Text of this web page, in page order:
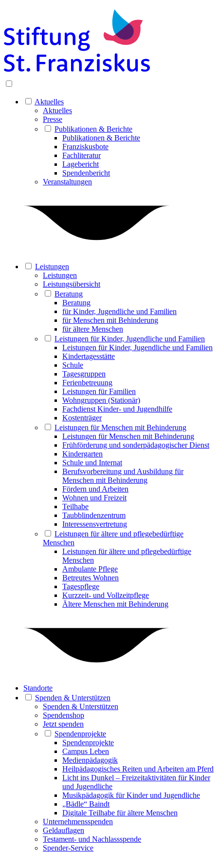
Aktuelles
Aktuelles
Presse
Publikationen & Berichte
Publikationen & Berichte
Franziskusbote
Fachliteratur
Lagebericht
Spendenbericht
Veranstaltungen
Leistungen
Leistungen
Leistungsübersicht
Beratung
Beratung
für Kinder, Jugendliche und Familien
für Menschen mit Behinderung
für ältere Menschen
Leistungen für Kinder, Jugendliche und Familien
Leistungen für Kinder, Jugendliche und Familien
Kindertagesstätte
Schule
Tagesgruppen
Ferienbetreuung
Leistungen für Familien
Wohngruppen (Stationär)
Fachdienst Kinder- und Jugendhilfe
Kostenträger
Leistungen für Menschen mit Behinderung
Leistungen für Menschen mit Behinderung
Frühförderung und sonderpädagogischer Dienst
Kindergarten
Schule und Internat
Berufsvorbereitung und Ausbildung für
Menschen mit Behinderung
Fördern und Arbeiten
Wohnen und Freizeit
Teilhabe
Taubblindenzentrum
Interessensvertretung
Leistungen für ältere und pflegebedürftige
Menschen
Leistungen für ältere und pflegebedürftige
Menschen
Ambulante Pflege
Betreutes Wohnen
Tagespflege
Kurzzeit- und Vollzeitpflege
Ältere Menschen mit Behinderung
Standorte
Spenden & Unterstützen
Spenden & Unterstützen
Spendenshop
Jetzt spenden
Spendenprojekte
Spendenprojekte
Campus Leben
Medienpädagogik
Heilpädagogisches Reiten und Arbeiten am Pferd
Licht ins Dunkel – Freizeitaktivitäten für Kinder
und Jugendliche
Musikpädagogik für Kinder und Jugendliche
„Bädle“ Baindt
Digitale Teilhabe für ältere Menschen
Unternehmensspenden
Geldauflagen
Testament- und Nachlassspende
Spender-Service